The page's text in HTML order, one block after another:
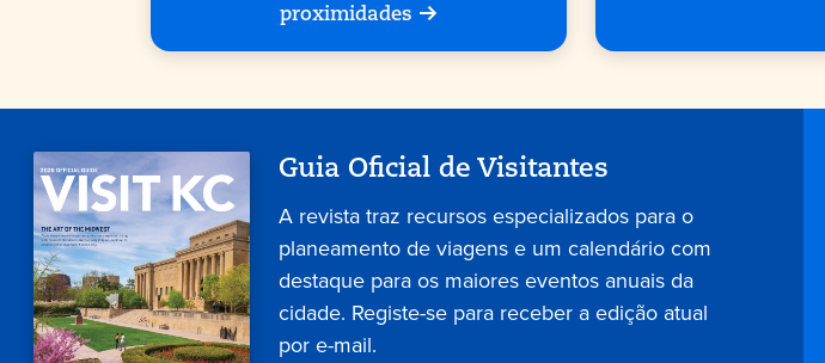
proximidades
Guia Oficial de Visitantes
A revista traz recursos especializados para o
planeamento de viagens e um calendário com
destaque para os maiores eventos anuais da
cidade. Registe-se para receber a edição atual
por e-mail.